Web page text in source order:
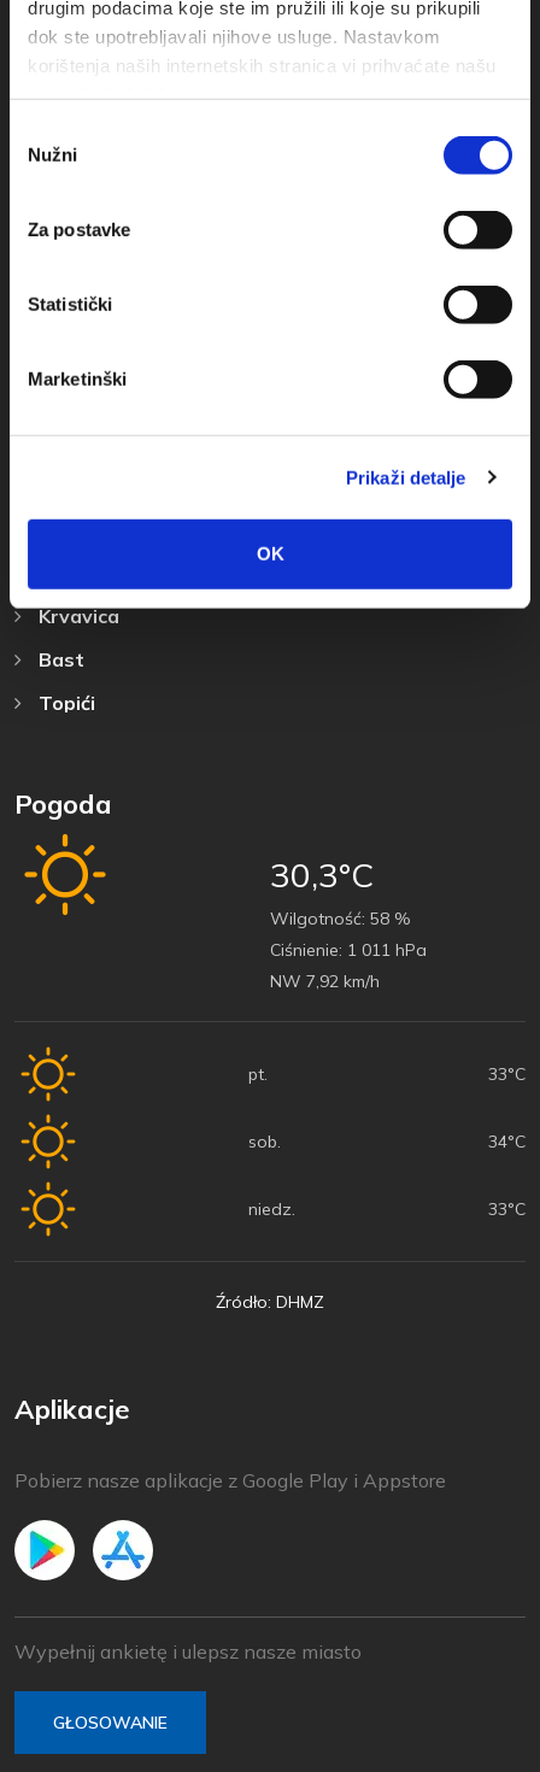
drugim podacima koje ste im pružili ili koje su prikupili
dok ste upotrebljavali njihove usluge. Nastavkom
korištenja naših internetskih stranica vi prihvaćate našu
pristanka
Nužni
Za postavke
Statistički
Marketinški
Prikaži detalje
OK
info@baskavoda.hr
Krvavica
Bast
Topići
Pogoda
30,3°C
Wilgotność: 58 %
Ciśnienie: 1 011 hPa
NW 7,92 km/h
pt. 33°C
sob. 34°C
niedz. 33°C
Źródło: DHMZ
Aplikacje
Pobierz nasze aplikacje z Google Play i Appstore
Wypełnij ankietę i ulepsz nasze miasto
GŁOSOWANIE